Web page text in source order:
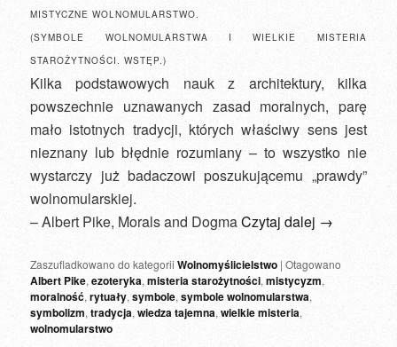
MISTYCZNE WOLNOMULARSTWO.
(SYMBOLE WOLNOMULARSTWA I WIELKIE MISTERIA
STAROŻYTNOŚCI. WSTĘP.)
Kilka podstawowych nauk z architektury, kilka
powszechnie uznawanych zasad moralnych, parę
mało istotnych tradycji, których właściwy sens jest
nieznany lub błędnie rozumiany – to wszystko nie
wystarczy już badaczowi poszukującemu „prawdy”
wolnomularskiej.
– Albert Pike, Morals and DogmaCzytaj dalej →
Zaszufladkowano do kategorii Wolnomyślicielstwo |Otagowano
Albert Pike,ezoteryka,misteria starożytności,mistycyzm,
moralność,rytuały,symbole,symbole wolnomularstwa,
symbolizm,tradycja,wiedza tajemna,wielkie misteria,
wolnomularstwo